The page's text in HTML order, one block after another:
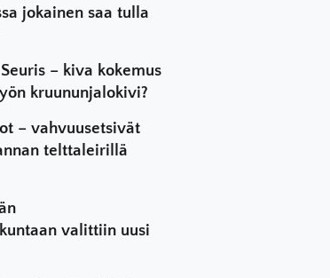
jokainen saa tulla
– kiva kokemus
kruununjalokivi?
– vahvuusetsivät
telttaleirillä
valittiin uusi